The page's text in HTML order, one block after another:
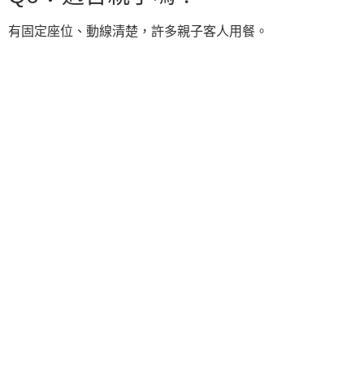
有固定座位、動線清楚，許多親子客人用餐。